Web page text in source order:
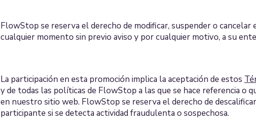
FlowStop se reserva el derecho de modificar, suspender o cancelar
cualquier momento sin previo aviso y por cualquier motivo, a su
La participación en esta promoción implica la aceptación de estos
y de todas las políticas de FlowStop a las que se hace referencia o
en nuestro sitio web. FlowStop se reserva el derecho de
participante si se detecta actividad fraudulenta o sospechosa.